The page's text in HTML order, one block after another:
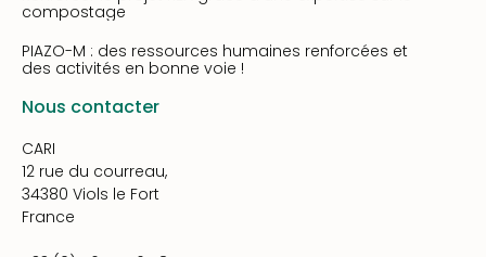
compostage
PIAZO-M : des ressources humaines renforcées et
des activités en bonne voie !
Nous contacter
CARI
12 rue du courreau,
34380 Viols le Fort
France